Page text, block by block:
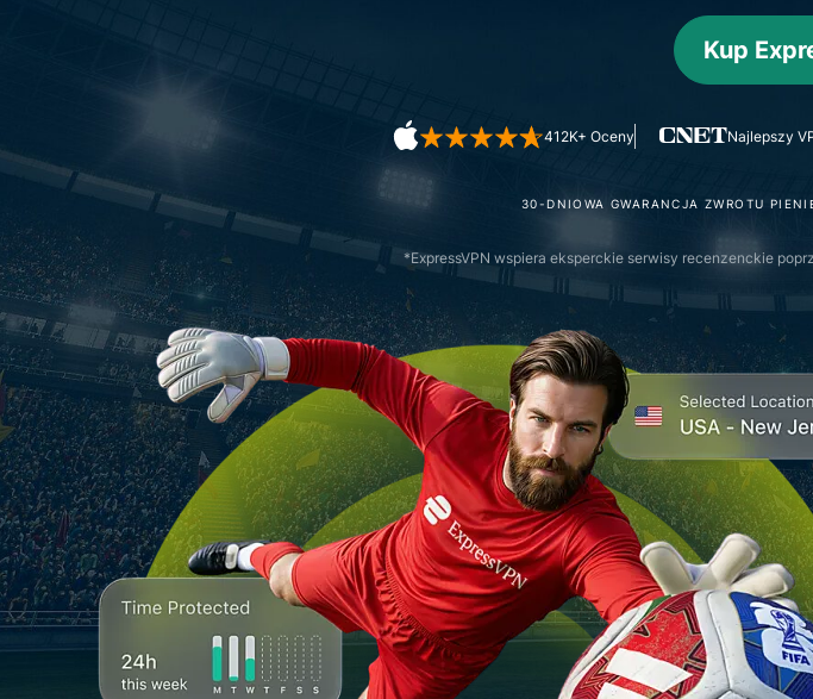
hasłami,
uwierzytelnianie
Defender
narzędzi do
ochrony
tożsamości,
monitorowania
i usuwania
danych
Kup
412K+ Oceny Najlepszy
30-DNIOWA GWARANCJA ZWROTU
*ExpressVPN wspiera eksperckie serwisy recenzenckie